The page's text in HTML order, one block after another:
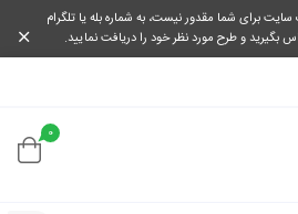
برای شما مقدور نیست، به شماره بله یا تلگرام
0